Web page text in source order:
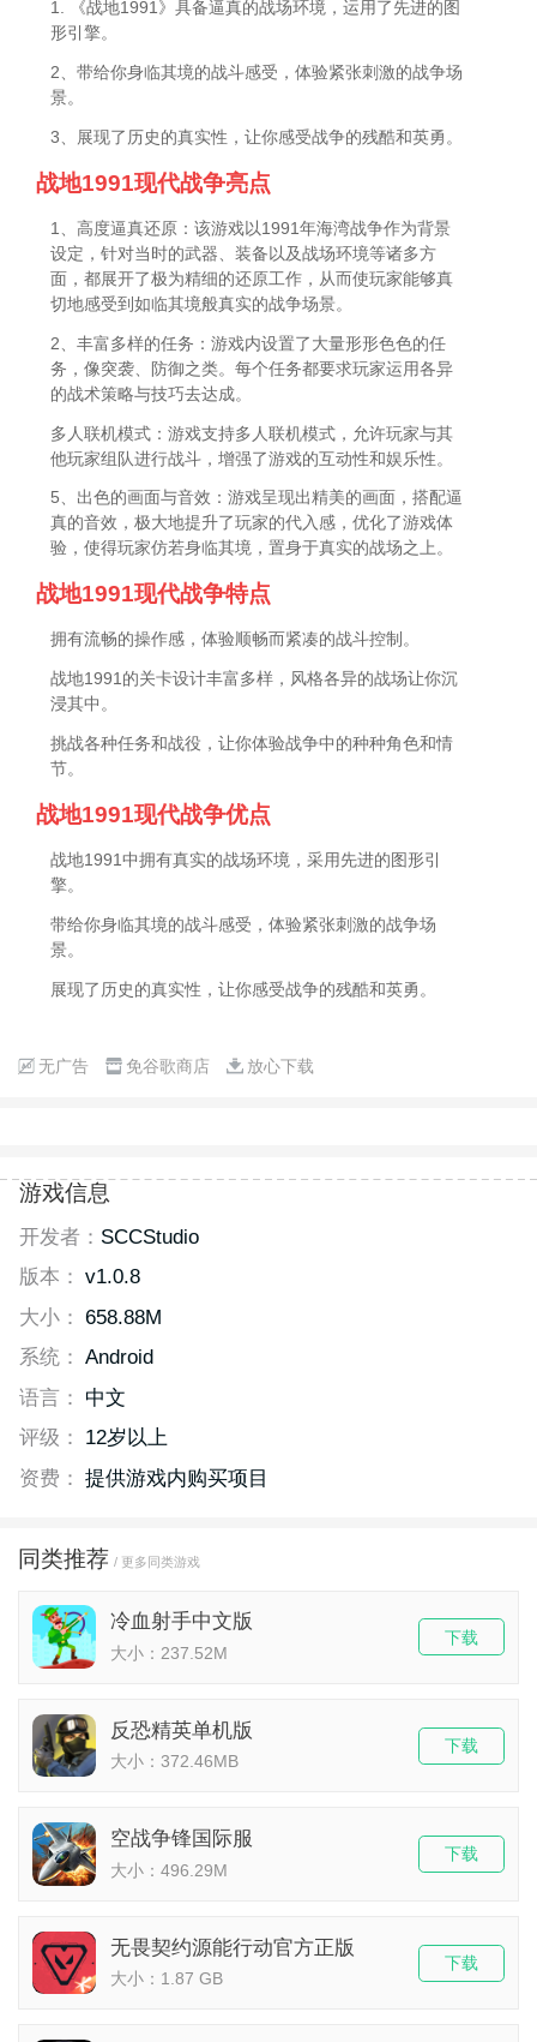
1. 《战地1991》具备逼真的战场环境，运用了先进的图
形引擎。
2、带给你身临其境的战斗感受，体验紧张刺激的战争场
景。
3、展现了历史的真实性，让你感受战争的残酷和英勇。
战地1991现代战争亮点
1、高度逼真还原：该游戏以1991年海湾战争作为背景
设定，针对当时的武器、装备以及战场环境等诸多方
面，都展开了极为精细的还原工作，从而使玩家能够真
切地感受到如临其境般真实的战争场景。
2、丰富多样的任务：游戏内设置了大量形形色色的任
务，像突袭、防御之类。每个任务都要求玩家运用各异
的战术策略与技巧去达成。
多人联机模式：游戏支持多人联机模式，允许玩家与其
他玩家组队进行战斗，增强了游戏的互动性和娱乐性。
5、出色的画面与音效：游戏呈现出精美的画面，搭配逼
真的音效，极大地提升了玩家的代入感，优化了游戏体
验，使得玩家仿若身临其境，置身于真实的战场之上。
战地1991现代战争特点
拥有流畅的操作感，体验顺畅而紧凑的战斗控制。
战地1991的关卡设计丰富多样，风格各异的战场让你沉
浸其中。
挑战各种任务和战役，让你体验战争中的种种角色和情
节。
战地1991现代战争优点
战地1991中拥有真实的战场环境，采用先进的图形引
擎。
带给你身临其境的战斗感受，体验紧张刺激的战争场
景。
展现了历史的真实性，让你感受战争的残酷和英勇。
无广告 免谷歌商店 放心下载
游戏信息
开发者： SCCStudio
版本： v1.0.8
大小： 658.88M
系统： Android
语言：
中文
评级：
12岁以上
资费： 提供游戏内购买项目
同类推荐 / 更多同类游戏
冷血射手中文版
大小：237.52M
下载
反恐精英单机版
大小：372.46MB
下载
空战争锋国际服
大小：496.29M
下载
无畏契约源能行动官方正版
大小：1.87 GB
下载